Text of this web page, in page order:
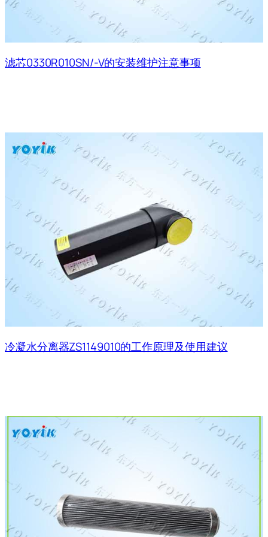
滤芯0330R010SN/-V的安装维护注意事项
冷凝水分离器ZS1149010的工作原理及使用建议